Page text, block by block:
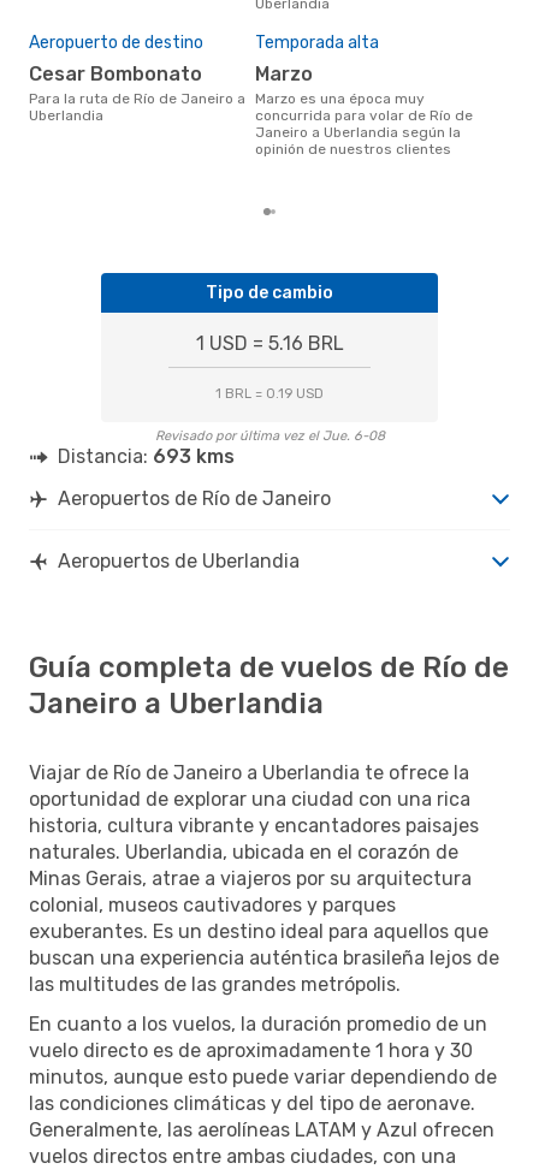
Uberlandia
Aeropuerto de destino
Cesar Bombonato
Para la ruta de Río de Janeiro a
Uberlandia
Temporada alta
marzo
marzo es una época muy
concurrida para volar de Río de
Janeiro a Uberlandia según la
opinión de nuestros clientes
Tipo de cambio
1 USD = 5.16 BRL
1 BRL = 0.19 USD
Revisado por última vez el Jue. 6-08
Distancia: 693 kms
Aeropuertos de Río de Janeiro
Aeropuertos de Uberlandia
Guía completa de vuelos de Río de
Janeiro a Uberlandia
Viajar de Río de Janeiro a Uberlandia te ofrece la
oportunidad de explorar una ciudad con una rica
historia, cultura vibrante y encantadores paisajes
naturales. Uberlandia, ubicada en el corazón de
Minas Gerais, atrae a viajeros por su arquitectura
colonial, museos cautivadores y parques
exuberantes. Es un destino ideal para aquellos que
buscan una experiencia auténtica brasileña lejos de
las multitudes de las grandes metrópolis.
En cuanto a los vuelos, la duración promedio de un
vuelo directo es de aproximadamente 1 hora y 30
minutos, aunque esto puede variar dependiendo de
las condiciones climáticas y del tipo de aeronave.
Generalmente, las aerolíneas LATAM y Azul ofrecen
vuelos directos entre ambas ciudades, con una